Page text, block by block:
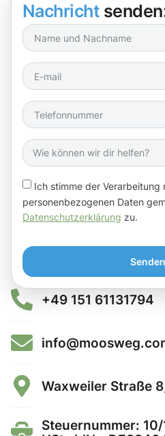
Nachricht
Ich stimme der Verarbeitung
personenbezogenen Daten
Datenschutzerklärung zu.
Senden
+49 151 61131794
Waxweiler Straße
Steuernummer: